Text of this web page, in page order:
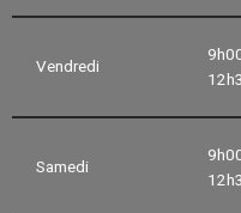
Vendredi
Samedi